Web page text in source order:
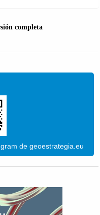
completa
de geoestrategia.eu